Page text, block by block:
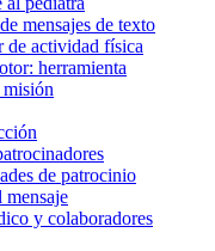
mensajes de texto
de activida​d física
herramienta
de patrocinio
y colaboradores